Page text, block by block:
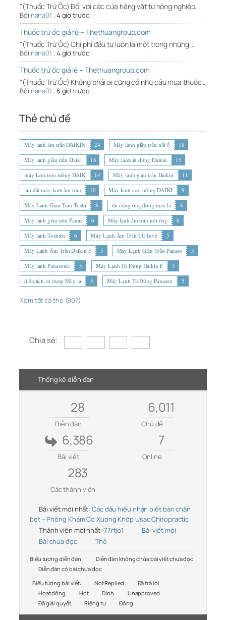
"(Thuốc Trừ Ốc) Đối với các cửa hàng vật tư nông nghiệp…
Bởi nana01 , 4 giờ trước
Thuốc trừ ốc giá rẻ – Thethuangroup.com
"(Thuốc Trừ Ốc) Chi phí đầu tư luôn là một trong những …
Bởi nana01 , 4 giờ trước
Thuốc trừ ốc giá lẻ – Thethuangroup.com
"(Thuốc Trừ Ốc) Không phải ai cũng có nhu cầu mua thuốc…
Bởi nana01 , 6 giờ trước
Thẻ chủ đề
Máy lạnh âm trần DAIKIN 24 Máy lạnh giấu trần nối ố
18
Máy lạnh giấu trần Daiki
18 Máy lạnh tủ đứng Daikin
15
máy lạnh treo tường DAIK
14 Máy lạnh giấu trần Daikin
11
lắp đặt máy lạnh âm trần
10 Máy lạnh treo tường DAIKI
9
Máy Lạnh Giấu Trần Toshi
8 thi công ống đồng máy lạ
8
Máy lạnh giấu trần Panas
6 Máy lạnh âm trần nối ống
6
Máy lạnh Toshiba
6 Máy Lạnh Âm Trần LG Inve
5
Máy Lạnh Âm Trần Daikin F
5 Máy Lạnh Giấu Trần Panaso
5
Máy lạnh Panasonic
5 Máy Lạnh Tủ Đứng Daikin F
5
diện tích sử dụng Máy lạ
5 Máy Lạnh Tủ Đứng Panason 5
Xem tất cả thẻ (907)
Chia sẻ:
Thống kê diễn đàn
28
Diễn đàn
6,011
Chủ đề
6,386
Bài viết
7
Online
283
Các thành viên
Bài viết mới nhất: Các dấu hiệu nhận biết bàn chân
bẹt – Phòng Khám Cơ Xương Khớp Usac Chiropractic
Thành viên mới nhất: 77rtio1
Bài viết mới
Bài chưa đọc
Thẻ
Biểu tượng diễn đàn:
Diễn đàn không chứa bài viết chưa đọc
Diễn đàn có bài chưa đọc
Biểu tượng bài viết:
Not Replied
Đã trả lời
Hoạt động
Hot Dính
Unapproved
Đã giải quyết
Riêng tư Đóng